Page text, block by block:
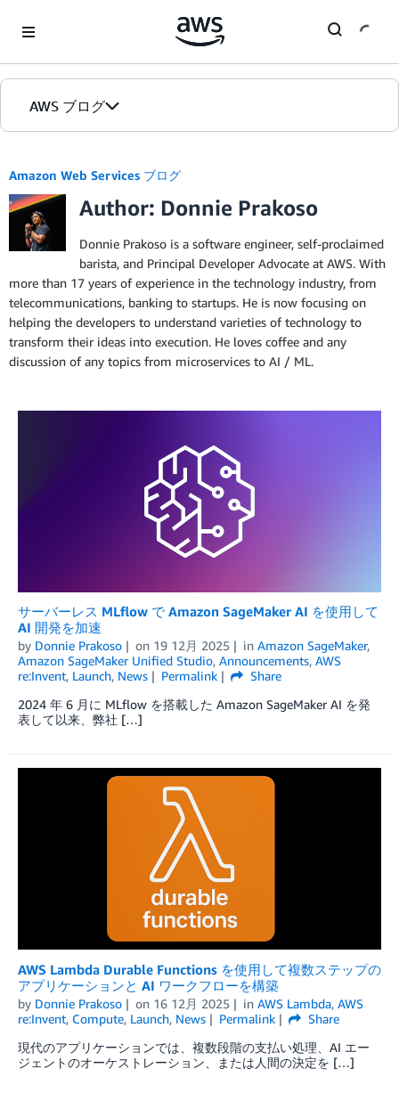
AWS ブログ
カテゴリ
エディション
Amazon Web Services ブログ
Author: Donnie Prakoso
Donnie Prakoso is a software engineer, self-proclaimed
barista, and Principal Developer Advocate at AWS. With
more than 17 years of experience in the technology industry, from
telecommunications, banking to startups. He is now focusing on
helping the developers to understand varieties of technology to
transform their ideas into execution. He loves coffee and any
discussion of any topics from microservices to AI / ML.
サーバーレス MLflow で Amazon SageMaker AI を使用して
AI 開発を加速
by Donnie Prakoso on 19 12月 2025 in Amazon SageMaker,
Amazon SageMaker Unified Studio, Announcements, AWS
re:Invent, Launch, News Permalink
Share
2024 年 6 月に MLflow を搭載した Amazon SageMaker AI を発
表して以来、弊社 […]
AWS Lambda Durable Functions を使用して複数ステップの
アプリケーションと AI ワークフローを構築
by Donnie Prakoso on 16 12月 2025 in AWS Lambda, AWS
re:Invent, Compute, Launch, News Permalink
Share
現代のアプリケーションでは、複数段階の支払い処理、AI エー
ジェントのオーケストレーション、または人間の決定を […]